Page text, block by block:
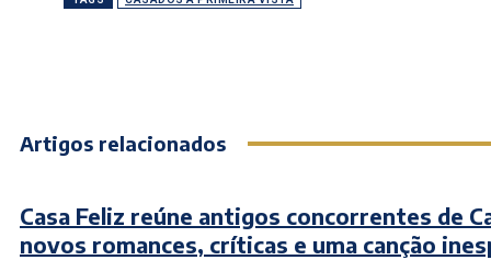
Artigos relacionados
Casa Feliz reúne antigos concorrentes de
novos romances, críticas e uma canção